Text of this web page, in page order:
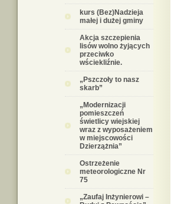
kurs (Bez)Nadzieja
małej i dużej gminy
Akcja szczepienia
lisów wolno żyjących
przeciwko
wściekliźnie.
„Pszczoły to nasz
skarb”
„Modernizacji
pomieszczeń
świetlicy wiejskiej
wraz z wyposażeniem
w miejscowości
Dzierzążnia”
Ostrzeżenie
meteorologiczne Nr
75
„Zaufaj Inżynierowi –